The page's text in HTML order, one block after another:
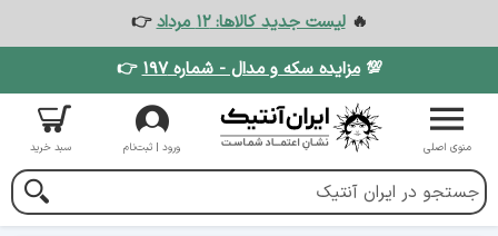
🔥لیست جدید کالاها: ۱۲ مرداد
👉
💯مزایده سکه و مدال - شماره ۱۹۷ 👉
منوی اصلی ورود | ثبت‌نام سبد خرید